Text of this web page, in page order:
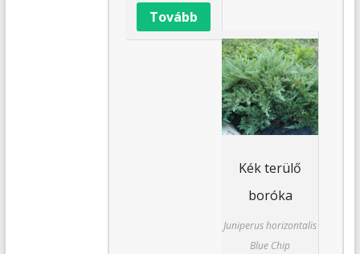
Tovább
Kék terülő
boróka
Juniperus horizontalis
Blue Chip